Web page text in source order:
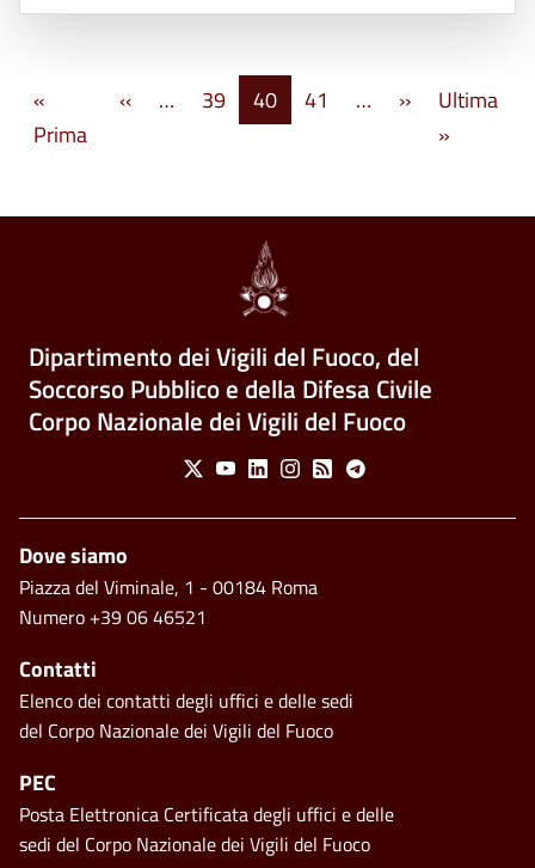
Paginazione
«
PrimaPrima pagina
‹‹Pagina precedente
… 39 40 41 … ››PaginaUltima
»Ultima
Dipartimento dei Vigili del Fuoco, del
Soccorso Pubblico e della Difesa Civile
Corpo Nazionale dei Vigili del Fuoco
Social Menu
X YoutubeLinkedinInstagram
Feed Telegram
Footer
Dove siamo
Piazza del Viminale, 1 - 00184 Roma
Numero +39 06 46521
Contatti
Elenco dei contatti degli uffici e delle sedi
del Corpo Nazionale dei Vigili del Fuoco
PEC
Posta Elettronica Certificata degli uffici e delle
sedi del Corpo Nazionale dei Vigili del Fuoco